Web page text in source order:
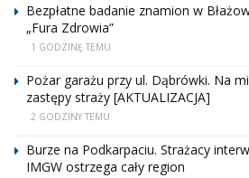
Bezpłatne badanie znamion w
„Fura Zdrowia”
1 GODZINĘ TEMU
Pożar garażu przy ul. Dąbrówki. Na
zastępy straży [AKTUALIZACJA]
2 GODZINY TEMU
Burze na Podkarpaciu. Strażacy
IMGW ostrzega cały region